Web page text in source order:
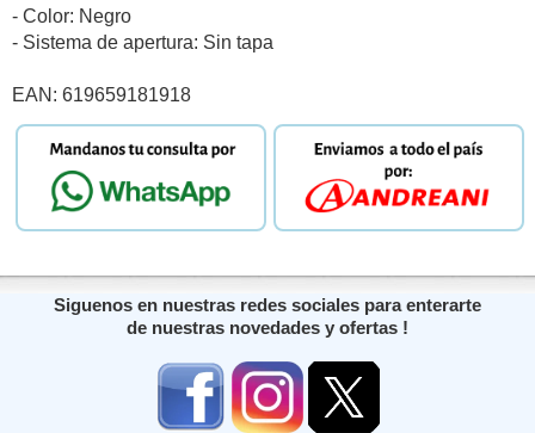
- Color: Negro
- Sistema de apertura: Sin tapa
EAN: 619659181918
Siguenos en nuestras redes sociales para enterarte
de nuestras novedades y ofertas !